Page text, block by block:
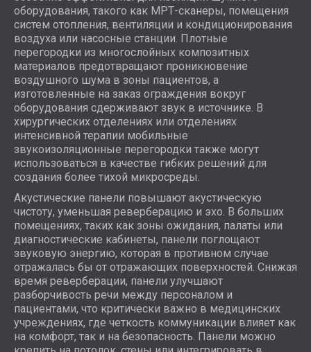
оборудования, такого как МРТ-сканеры, помещения
систем отопления, вентиляции и кондиционирования
воздуха или насосные станции. Плотные
перегородки из многослойных композитных
материалов предотвращают проникновение
воздушного шума в зоны пациентов, а
изготовленные на заказ ограждения вокруг
оборудования сдерживают звук в источнике. В
хирургических отделениях или отделениях
интенсивной терапии мобильные
звукоизоляционные перегородки также могут
использоваться в качестве гибких решений для
создания более тихой микросреды.
Акустические панели повышают акустическую
чистоту, уменьшая реверберацию и эхо. В больших
помещениях, таких как зоны ожидания, палаты или
диагностические кабинеты, панели поглощают
звуковую энергию, которая в противном случае
отражалась бы от отражающих поверхностей. Снижая
время реверберации, панели улучшают
разборчивость речи между персоналом и
пациентами, что критически важно в медицинских
учреждениях, где четкость коммуникации влияет как
на комфорт, так и на безопасность. Панели можно